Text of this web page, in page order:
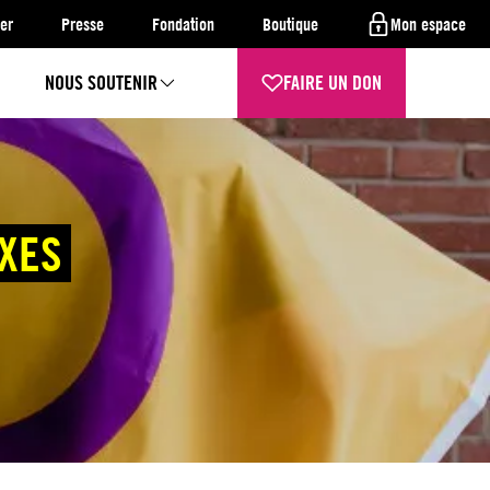
Presse Fondation Boutique Mon espace
NOUS SOUTENIR FAIRE UN DON